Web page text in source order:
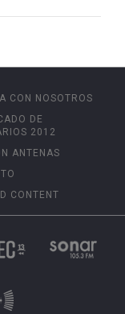
CON NOSOTROS
DE
2012
ANTENAS
CONTENT